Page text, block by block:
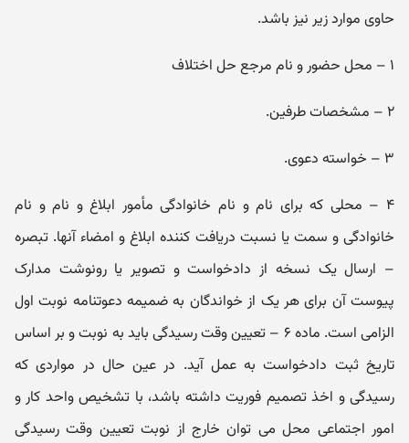
حاوی موارد زیر نیز باشد.
۱ – محل حضور و نام مرجع حل اختلاف
۲ – مشخصات طرفین.
۳ – خواسته دعوی.
۴ – محلی که برای نام و نام‌ خانوادگی مأمور ابلاغ و نام و نام‌
خانوادگی و سمت یا نسبت دریافت‌ کننده ابلاغ و امضاء آنها. تبصره
– ارسال یک نسخه از دادخواست و تصویر یا رونوشت مدارک
پیوست آن برای هر یک از خواندگان به ضمیمه دعوتنامه نوبت اول
الزامی است. ماده ۶ – تعیین وقت رسیدگی باید به نوبت و بر اساس
تاریخ ثبت دادخواست به عمل آید. در عین حال در مواردی که
رسیدگی و اخذ تصمیم فوریت داشته باشد، با تشخیص واحد کار و
امور اجتماعی محل می‌ توان خارج از نوبت تعیین وقت رسیدگی